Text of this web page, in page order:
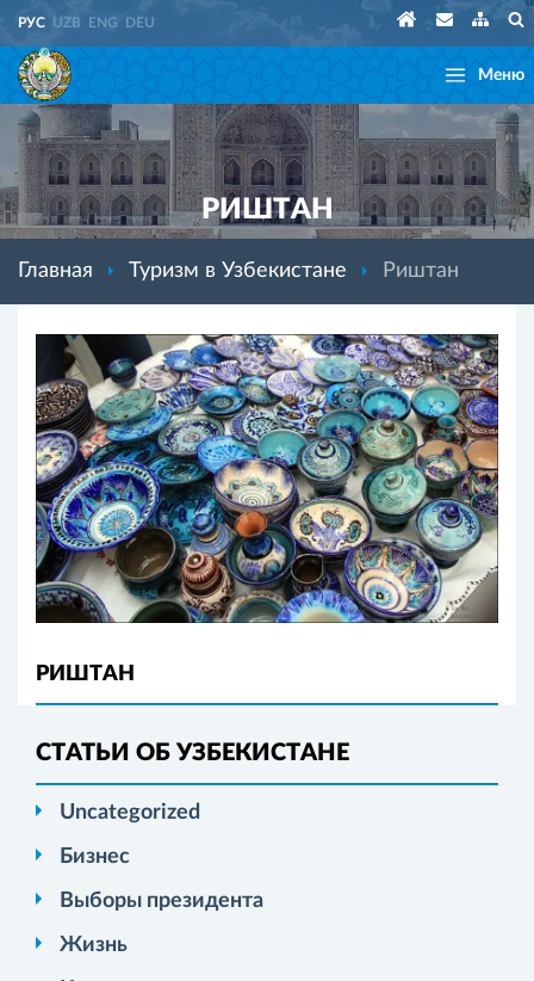
РУС UZB ENG DEU
Меню
РИШТАН
Главная Туризм в Узбекистане Риштан
РИШТАН
СТАТЬИ ОБ УЗБЕКИСТАНЕ
Uncategorized
Бизнес
Выборы президента
Жизнь